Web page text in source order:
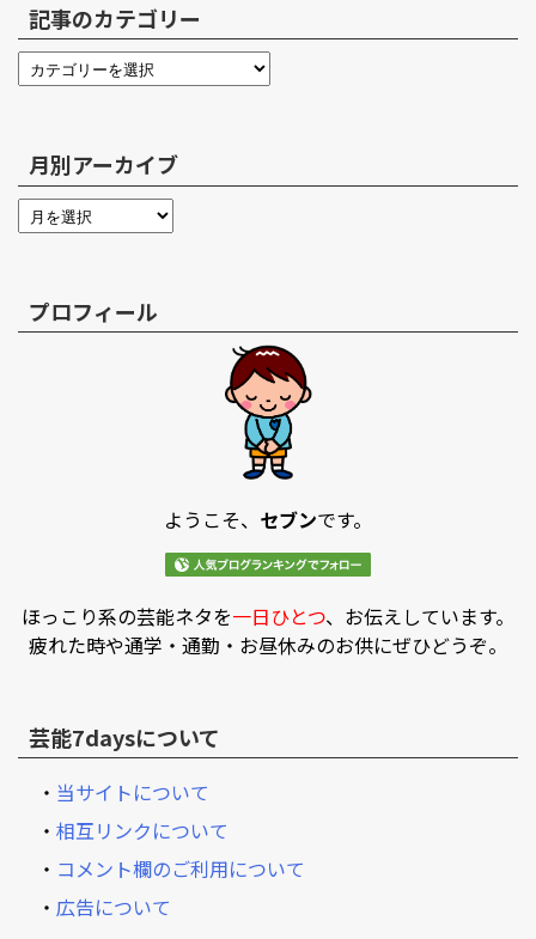
記事のカテゴリー
月別アーカイブ
プロフィール
ようこそ、 セブンです。
ほっこり系の芸能ネタを一日ひとつ、お伝えしています。
疲れた時や通学・通勤・お昼休みのお供にぜひどうぞ。
芸能7daysについて
・ 当サイトについて
・ 相互リンクについて
・ コメント欄のご利用について
・ 広告について